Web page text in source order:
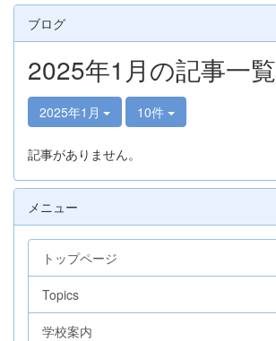
ブログ
2025年1月の記事一覧
2025年1月 10件
記事がありません。
メニュー
トップページ
Topics
学校案内